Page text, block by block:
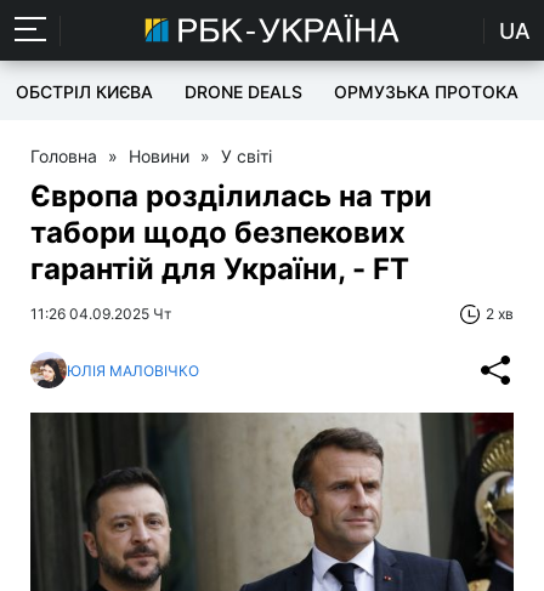
UA
ОБСТРІЛ КИЄВА DRONE DEALS ОРМУЗЬКА ПРОТОКА
Головна » Новини » У світі
Європа розділилась на три
табори щодо безпекових
гарантій для України, - FT
11:26 04.09.2025 Чт 2 хв
ЮЛІЯ МАЛОВІЧКО